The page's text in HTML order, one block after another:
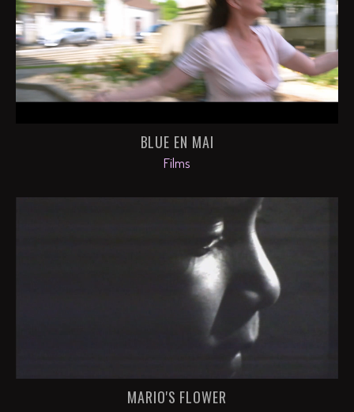
BLUE EN MAI
Films
MARIO'S FLOWER